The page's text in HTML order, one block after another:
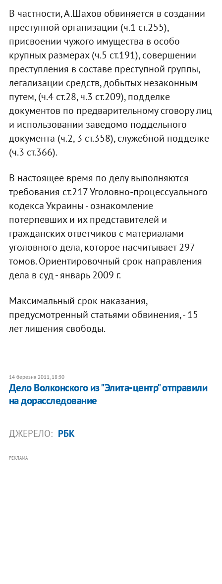
В частности, А.Шахов обвиняется в создании
преступной организации (ч.1 ст.255),
присвоении чужого имущества в особо
крупных размерах (ч.5 ст.191), совершении
преступления в составе преступной группы,
легализации средств, добытых незаконным
путем, (ч.4 ст.28, ч.3 ст.209), подделке
документов по предварительному сговору лиц
и использовании заведомо поддельного
документа (ч.2, 3 ст.358), служебной подделке
(ч.3 ст.366).
В настоящее время по делу выполняются
требования ст.217 Уголовно-процессуального
кодекса Украины - ознакомление
потерпевших и их представителей и
гражданских ответчиков с материалами
уголовного дела, которое насчитывает 297
томов. Ориентировочный срок направления
дела в суд - январь 2009 г.
Максимальный срок наказания,
предусмотренный статьями обвинения, - 15
лет лишения свободы.
14 березня 2011, 18:30
Дело Волконского из "Элита-центр" отправили
на дорасследование
ДЖЕРЕЛО: РБК
РЕКЛАМА